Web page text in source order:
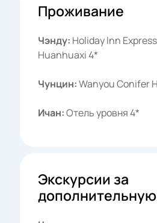
Проживание
Чэнду: Holiday Inn
Huanhuaxi 4*
Чунцин:Wanyou Conifer
Ичан:Отель уровня 4*
Экскурсии за